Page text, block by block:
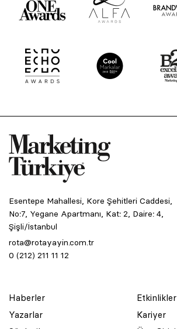
Esentepe Mahallesi, Kore Şehitleri Caddesi,
No:7, Yegane Apartmanı, Kat: 2, Daire: 4,
Şişli/İstanbul
rota@rotayayin.com.tr
0 (212) 211 11 12
Haberler
Yazarlar
Etkinlikler
Kariyer